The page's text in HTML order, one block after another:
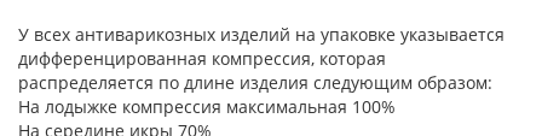
У всех антиварикозных изделий на упаковке указывается
дифференцированная компрессия, которая
распределяется по длине изделия следующим образом:
На лодыжке компрессия максимальная 100%
На середине икры 70%